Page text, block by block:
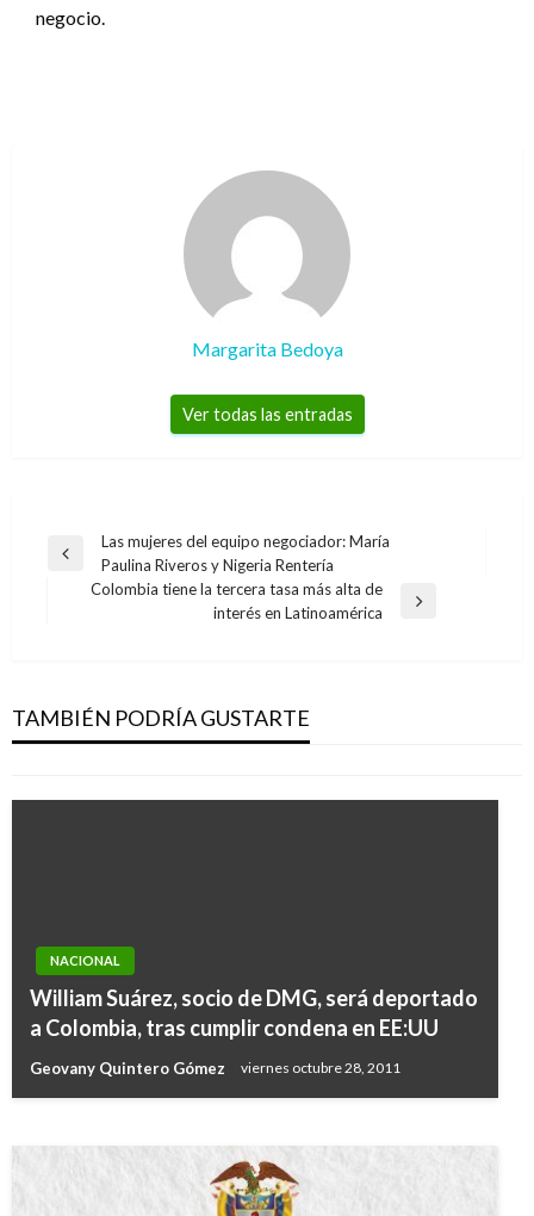
negocio.
Margarita Bedoya
Ver todas las entradas
Navegación
Entrada
anterior
Las mujeres del equipo negociador: María
Paulina Riveros y Nigeria Rentería
Colombia tiene la tercera tasa más alta de
interés en Latinoamérica
TAMBIÉN PODRÍA GUSTARTE
salud para todos
Manuel Reyes Beltran viernes noviembre 29, 2019
NACIONAL
William Suárez, socio de DMG, será deportado
a Colombia, tras cumplir condena en EE:UU
Geovany Quintero Gómez viernes octubre 28, 2011
Todo lo que usted debe saber sobre la fiebre